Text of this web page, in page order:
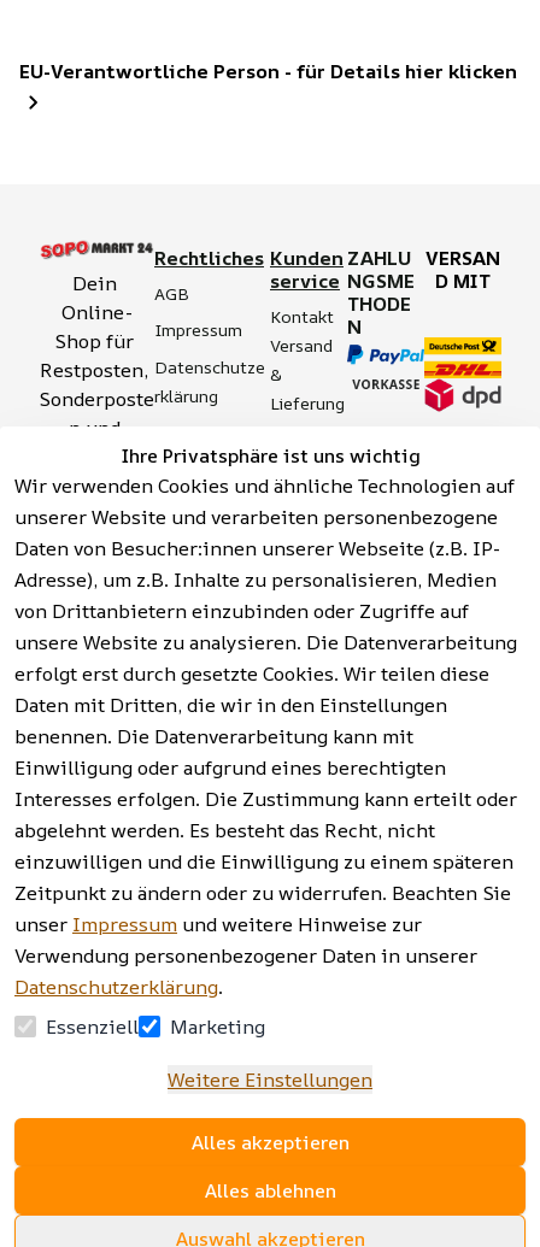
EU-Verantwortliche Person - für Details hier klicken
Ihre Privatsphäre ist uns wichtig
Wir verwenden Cookies und ähnliche Technologien auf
unserer Website und verarbeiten personenbezogene
Daten von Besucher:innen unserer Webseite (z.B. IP-
Adresse), um z.B. Inhalte zu personalisieren, Medien
von Drittanbietern einzubinden oder Zugriffe auf
unsere Website zu analysieren. Die Datenverarbeitung
erfolgt erst durch gesetzte Cookies. Wir teilen diese
Daten mit Dritten, die wir in den Einstellungen
benennen. Die Datenverarbeitung kann mit
Einwilligung oder aufgrund eines berechtigten
Interesses erfolgen. Die Zustimmung kann erteilt oder
abgelehnt werden. Es besteht das Recht, nicht
einzuwilligen und die Einwilligung zu einem späteren
Zeitpunkt zu ändern oder zu widerrufen. Beachten Sie
unser Impressum und weitere Hinweise zur
Verwendung personenbezogener Daten in unserer
Datenschutzerklärung.
Essenziell
Marketing
Weitere Einstellungen
Alles akzeptieren
Alles ablehnen
Auswahl akzeptieren
Dein
Online-
Shop für
Restposten,
Sonderposte
n und
Aktionsartik
el rund um
Werkzeuge,
Garten,
Haushalt
und mehr.
Vertrag
widerrufen
Rechtliches
AGB
Impressum
Datenschutze
rklärung
tserklärung
Widerrufsrech
t
Hinweise zur
Batterieentso
rgung
Kunden
service
Kontakt
Versand
&
Lieferung
&
Sicherhei
t
Häufige
Fragen
(FAQ)
ZAHLU
NGSME
THODE
N
VERSAN
D MIT
Facebook |
Instagram |
Newsletter
AGB | Impressum |
Datenschutzerklärung |
Barrierefreiheitserklärung |
Widerrufsrecht